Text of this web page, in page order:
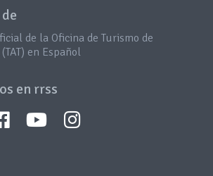
de la Oficina de Turismo de
en Español
en rrss